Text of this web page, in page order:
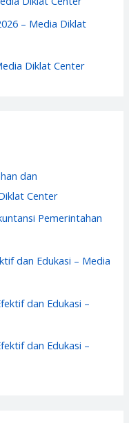
– Media Diklat
Diklat Center
dan
Center
Pemerintahan
dan Edukasi – Media
dan Edukasi –
dan Edukasi –